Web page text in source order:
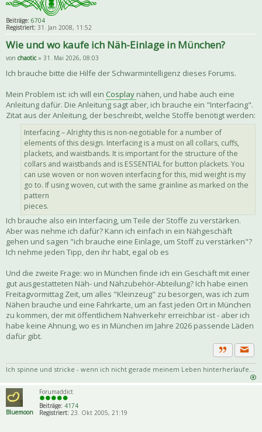
Beiträge: 6704
Registriert: 31. Jan 2008, 11:52
Wie und wo kaufe ich Näh-Einlage in München?
von chaotic» 31. Mai 2026, 08:03
Ich brauche bitte die Hilfe der Schwarmintelligenz dieses Forums.
Mein Problem ist: ich will ein Cosplay nähen, und habe auch eine
Anleitung dafür. Die Anleitung sagt aber, ich brauche ein "Interfacing".
Zitat aus der Anleitung, der beschreibt, welche Stoffe benötigt werden:
Interfacing – Alrighty this is non-negotiable for a number of
elements of this design. Interfacing is a must on all collars, cuffs,
plackets, and waistbands. It is important for the structure of the
collars and waistbands and is ESSENTIAL for button plackets. You
can use woven or non woven interfacing for this, mid weight is my
go to. If using woven, cut with the same grainline as marked on the
pattern
pieces.
Ich brauche also ein Interfacing, um Teile der Stoffe zu verstärken.
Aber was nehme ich dafür? Kann ich einfach in ein Nähgeschäft
gehen und sagen "ich brauche eine Einlage, um Stoff zu verstärken"?
Ich nehme jeden Tipp, den ihr habt, egal ob es
Und die zweite Frage: wo in München finde ich ein Geschäft mit einer
gut ausgestatteten Näh- und Nähzubehör-Abteilung? Ich habe einen
Freitagvormittag Zeit, um alles "Kleinzeug" zu besorgen, was ich zum
Nähen brauche und eine Fahrkarte, um an fast jeden Ort in München
zu kommen, der mit öffentlichem Nahverkehr erreichbar ist - aber ich
habe keine Ahnung, wo es in München im Jahre 2026 passende Läden
dafür gibt.
Zitat
Ich spinne und stricke - wenn ich nicht gerade meinem Leben hinterherlaufe...
Bluemoon
Forumaddict
Beiträge: 4174
Registriert: 23. Okt 2005, 21:19